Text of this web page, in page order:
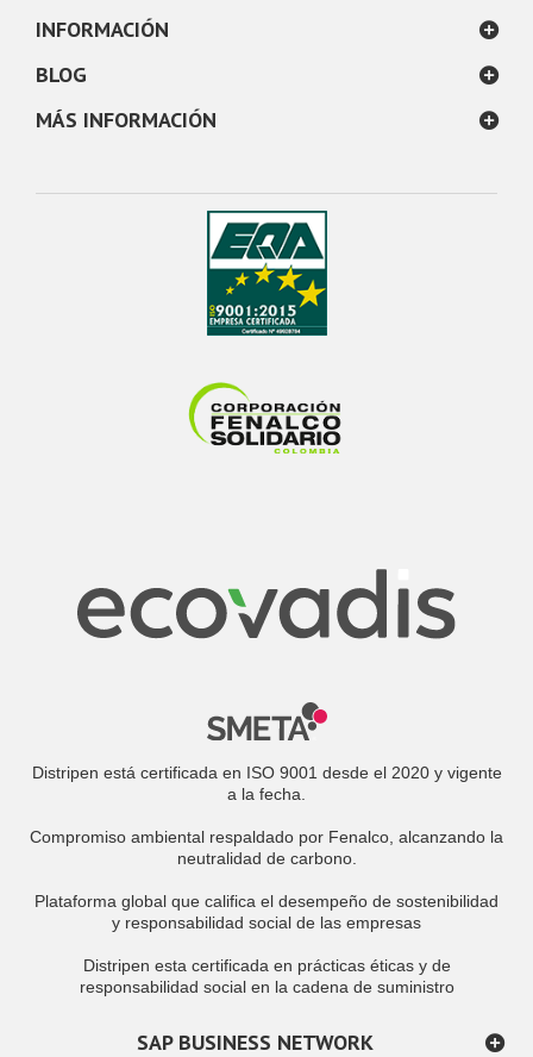
INFORMACIÓN
BLOG
MÁS INFORMACIÓN
Distripen está certificada en ISO 9001 desde el 2020 y vigente
a la fecha.
Compromiso ambiental respaldado por Fenalco, alcanzando la
neutralidad de carbono.
Plataforma global que califica el desempeño de sostenibilidad
y responsabilidad social de las empresas
Distripen esta certificada en prácticas éticas y de
responsabilidad social en la cadena de suministro
SAP BUSINESS NETWORK